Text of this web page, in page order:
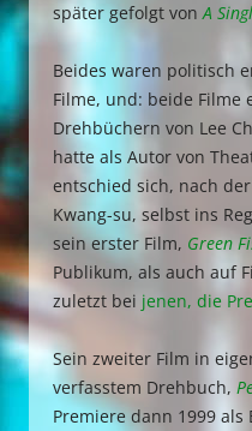
später gefolgt vonA
Beides waren politisch
Filme, und: beide Filme
Drehbüchern von Lee
hatte als Autor von
entschied sich, nach
Kwang-su, selbst ins
sein erster Film, Green
Publikum, als auch auf
zuletzt bei jenen, die
Sein zweiter Film in
verfasstem Drehbuch,
Premiere dann 1999